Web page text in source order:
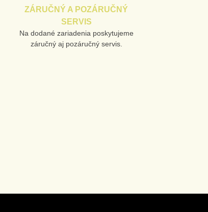
ZÁRUČNÝ A POZÁRUČNÝ
SERVIS
Na dodané zariadenia poskytujeme
záručný aj pozáručný servis.